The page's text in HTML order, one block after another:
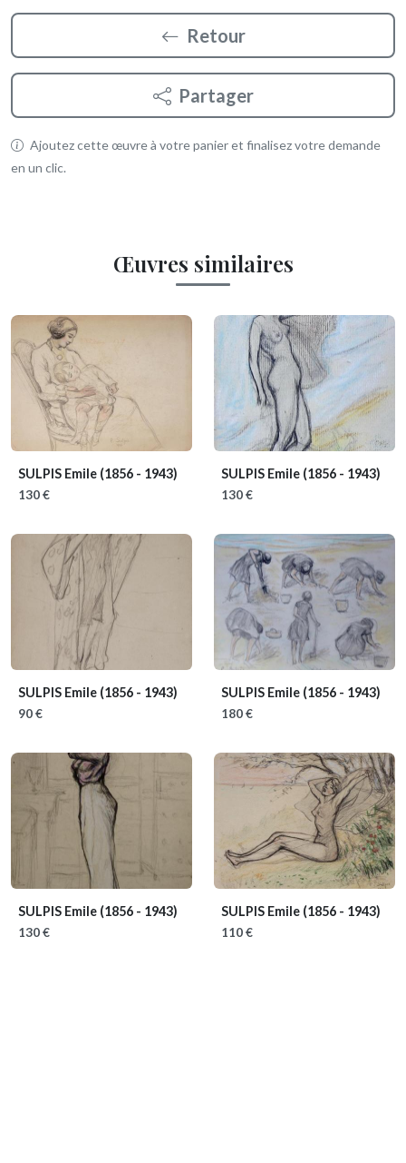
Retour
Partager
Ajoutez cette œuvre à votre panier et finalisez votre demande
en un clic.
Œuvres similaires
SULPIS Emile (1856 - 1943)
130 €
SULPIS Emile (1856 - 1943)
130 €
SULPIS Emile (1856 - 1943)
90 €
SULPIS Emile (1856 - 1943)
180 €
SULPIS Emile (1856 - 1943)
130 €
SULPIS Emile (1856 - 1943)
110 €